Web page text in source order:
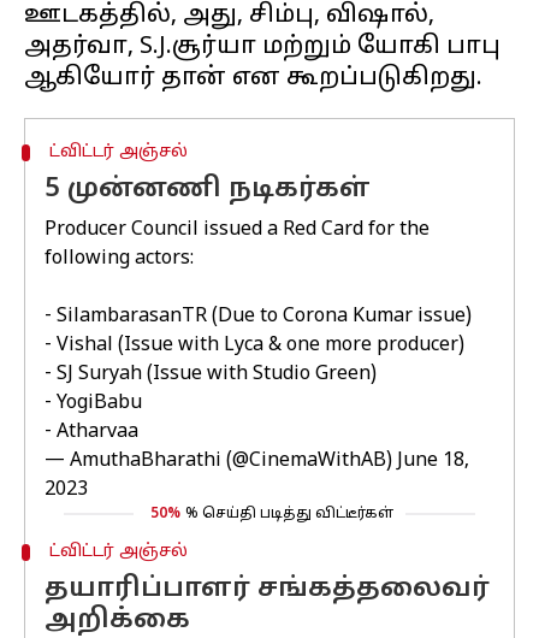
ஊடகத்தில், அது, சிம்பு, விஷால்,
அதர்வா, S.J.சூர்யா மற்றும் யோகி பாபு
ட்விட்டர் அஞ்சல்
5 முன்னணி நடிகர்கள்
Producer Council issued a Red Card for the
following actors:
- SilambarasanTR (Due to Corona Kumar issue)
- Vishal (Issue with Lyca & one more producer)
- SJ Suryah (Issue with Studio Green)
- YogiBabu
- Atharvaa
— AmuthaBharathi (@CinemaWithAB) June 18,
2023
50% % செய்தி படித்து விட்டீர்கள்
ட்விட்டர் அஞ்சல்
தயாரிப்பாளர் சங்கத்தலைவர்
அறிக்கை